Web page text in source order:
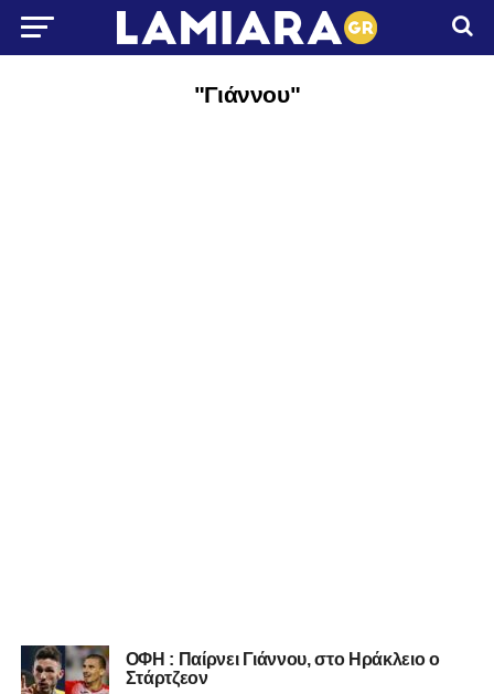
"Γιάννου"
ΟΦΗ : Παίρνει Γιάννου, στο Ηράκλειο ο
Στάρτζεον